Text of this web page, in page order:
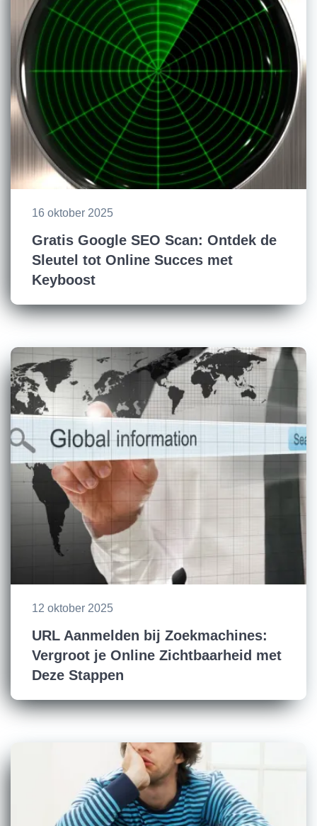
16 oktober 2025
Gratis Google SEO Scan: Ontdek de
Sleutel tot Online Succes met
Keyboost
12 oktober 2025
URL Aanmelden bij Zoekmachines:
Vergroot je Online Zichtbaarheid met
Deze Stappen